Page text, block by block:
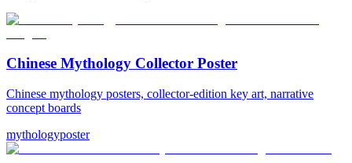
Chinese Mythology Collector Poster
Chinese mythology posters, collector-edition key art, narrative
concept boards
mythologyposter